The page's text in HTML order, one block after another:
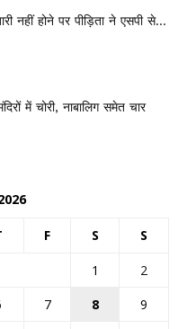
नहीं होने पर पीड़िता ने एसपी से...
में चोरी, नाबालिग समेत चार
F S S
1
2
7 8
9